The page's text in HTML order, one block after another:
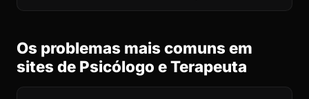
Os problemas mais comuns em
sites de Psicólogo e Terapeuta